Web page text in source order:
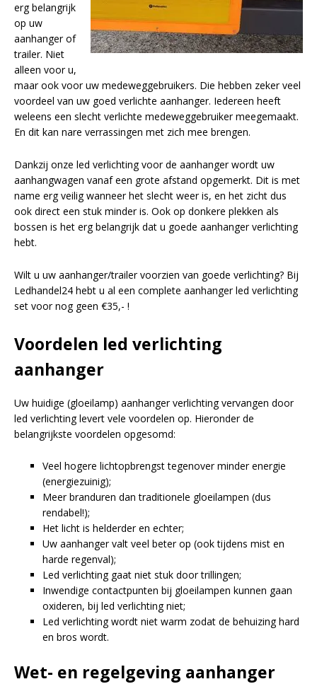
LED voordeelpakketten
Overige producten
Blog
Over ons
Ervaringen
Gratis lichtplan
Klantenservice
0597-234500
info@ledhandel24.nl
LED voordeelpakketten
Overige producten
Bekijk alles
erg belangrijk
op uw
aanhanger of
trailer. Niet
alleen voor u,
maar ook voor uw medeweggebruikers. Die hebben zeker veel
voordeel van uw goed verlichte aanhanger. Iedereen heeft
weleens een slecht verlichte medeweggebruiker meegemaakt.
En dit kan nare verrassingen met zich mee brengen.
Dankzij onze led verlichting voor de aanhanger wordt uw
aanhangwagen vanaf een grote afstand opgemerkt. Dit is met
name erg veilig wanneer het slecht weer is, en het zicht dus
ook direct een stuk minder is. Ook op donkere plekken als
bossen is het erg belangrijk dat u goede aanhanger verlichting
hebt.
Wilt u uw aanhanger/trailer voorzien van goede verlichting? Bij
Ledhandel24 hebt u al een complete aanhanger led verlichting
set voor nog geen €35,- !
Voordelen led verlichting
aanhanger
Uw huidige (gloeilamp) aanhanger verlichting vervangen door
led verlichting levert vele voordelen op. Hieronder de
belangrijkste voordelen opgesomd:
Veel hogere lichtopbrengst tegenover minder energie
(energiezuinig);
Meer branduren dan traditionele gloeilampen (dus
rendabel!);
Het licht is helderder en echter;
Uw aanhanger valt veel beter op (ook tijdens mist en
harde regenval);
Led verlichting gaat niet stuk door trillingen;
Inwendige contactpunten bij gloeilampen kunnen gaan
oxideren, bij led verlichting niet;
Led verlichting wordt niet warm zodat de behuizing hard
en bros wordt.
Wet- en regelgeving aanhanger